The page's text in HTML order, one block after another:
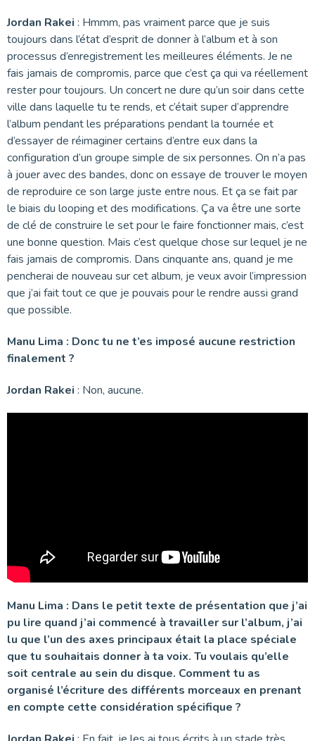
Jordan Rakei : Hmmm, pas vraiment parce que je suis
toujours dans l’état d’esprit de donner à l’album et à son
processus d’enregistrement les meilleures éléments. Je ne
fais jamais de compromis, parce que c’est ça qui va réellement
rester pour toujours. Un concert ne dure qu’un soir dans cette
ville dans laquelle tu te rends, et c’était super d’apprendre
l’album pendant les préparations pendant la tournée et
d’essayer de réimaginer certains d’entre eux dans la
configuration d’un groupe simple de six personnes. On n’a pas
à jouer avec des bandes, donc on essaye de trouver le moyen
de reproduire ce son large juste entre nous. Et ça se fait par
le biais du looping et des modifications. Ça va être une sorte
de clé de construire le set pour le faire fonctionner mais, c’est
une bonne question. Mais c’est quelque chose sur lequel je ne
fais jamais de compromis. Dans cinquante ans, quand je me
pencherai de nouveau sur cet album, je veux avoir l’impression
que j’ai fait tout ce que je pouvais pour le rendre aussi grand
que possible.
Manu Lima : Donc tu ne t’es imposé aucune restriction
finalement ?
Jordan Rakei : Non, aucune.
Manu Lima : Dans le petit texte de présentation que j’ai
pu lire quand j’ai commencé à travailler sur l’album, j’ai
lu que l’un des axes principaux était la place spéciale
que tu souhaitais donner à ta voix. Tu voulais qu’elle
soit centrale au sein du disque. Comment tu as
organisé l’écriture des différents morceaux en prenant
en compte cette considération spécifique ?